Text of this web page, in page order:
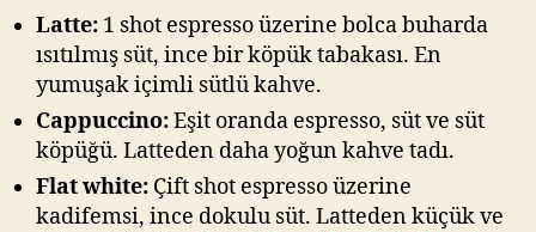
Latte: 1 shot espresso üzerine bolca buharda
ısıtılmış süt, ince bir köpük tabakası. En
yumuşak içimli sütlü kahve.
Cappuccino:Eşit oranda espresso, süt ve süt
köpüğü. Latteden daha yoğun kahve tadı.
Flat white: Çift shot espresso üzerine
kadifemsi, ince dokulu süt. Latteden küçük ve